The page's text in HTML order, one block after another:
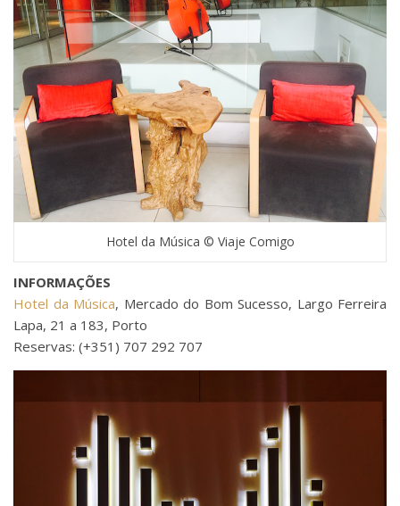
Hotel da Música © Viaje Comigo
INFORMAÇÕES
Hotel da Música, Mercado do Bom Sucesso, Largo Ferreira
Lapa, 21 a 183, Porto
Reservas: (+351) 707 292 707